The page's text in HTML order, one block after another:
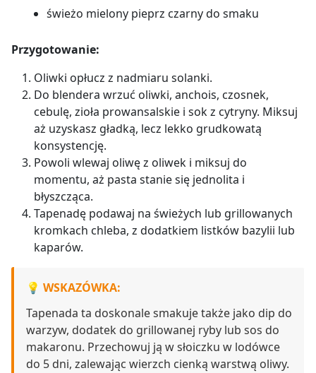
świeżo mielony pieprz czarny do smaku
Przygotowanie:
Oliwki opłucz z nadmiaru solanki.
Do blendera wrzuć oliwki, anchois, czosnek,
cebulę, zioła prowansalskie i sok z cytryny. Miksuj
aż uzyskasz gładką, lecz lekko grudkowatą
konsystencję.
Powoli wlewaj oliwę z oliwek i miksuj do
momentu, aż pasta stanie się jednolita i
błyszcząca.
Tapenadę podawaj na świeżych lub grillowanych
kromkach chleba, z dodatkiem listków bazylii lub
kaparów.
WSKAZÓWKA:
Tapenada ta doskonale smakuje także jako dip do
warzyw, dodatek do grillowanej ryby lub sos do
makaronu. Przechowuj ją w słoiczku w lodówce
do 5 dni, zalewając wierzch cienką warstwą oliwy.